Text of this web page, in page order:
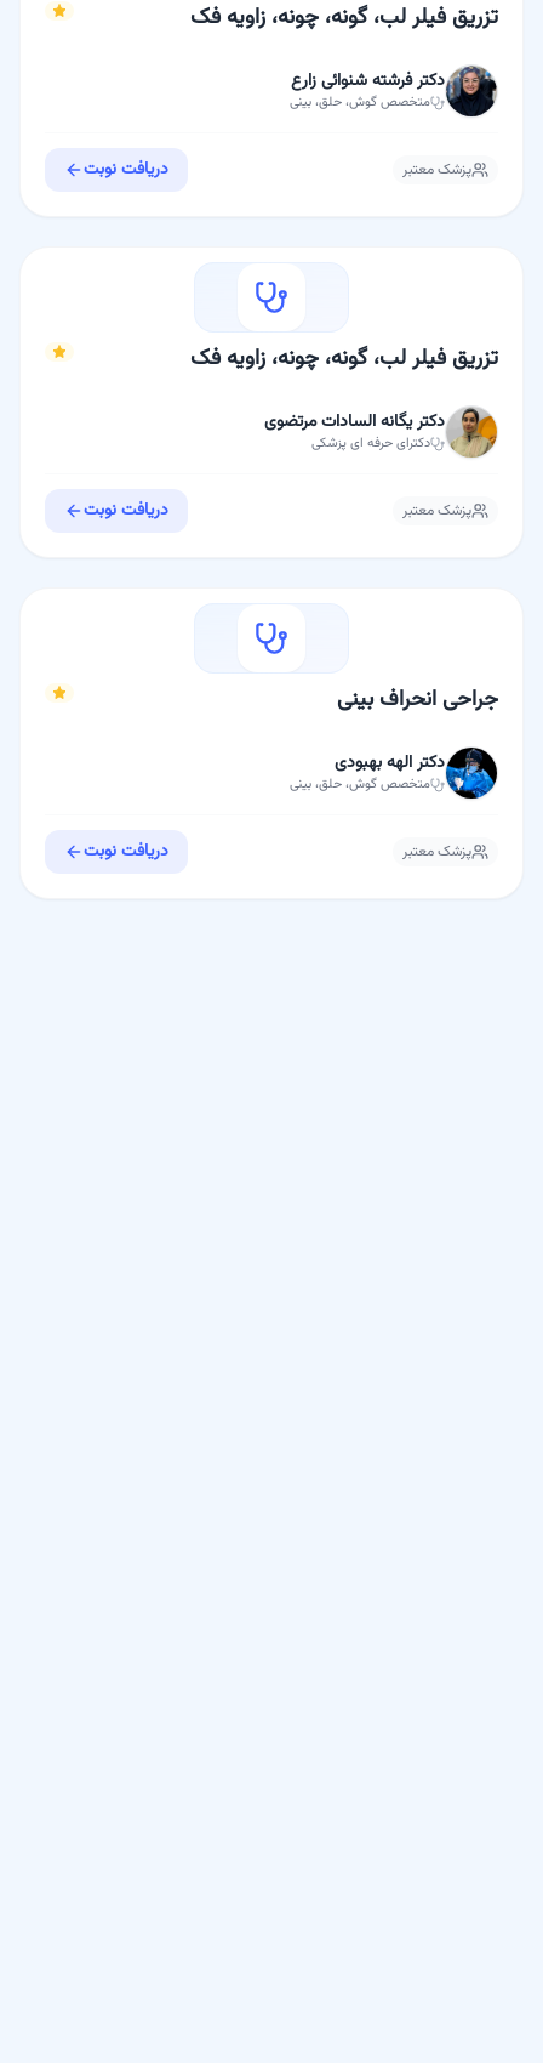
تزریق فیلر لب، گونه، چونه، زاویه فک
دکتر فرشته شنوائی زارع
متخصصگوش، حلق، بینی
پزشک معتبر دریافت نوبت
تزریق فیلر لب، گونه، چونه، زاویه فک
دکتر یگانه السادات مرتضوی
دکترای حرفه ایپزشکی
پزشک معتبر دریافت نوبت
جراحی انحراف بینی
دکتر الهه بهبودی
متخصصگوش، حلق، بینی
پزشک معتبر دریافت نوبت